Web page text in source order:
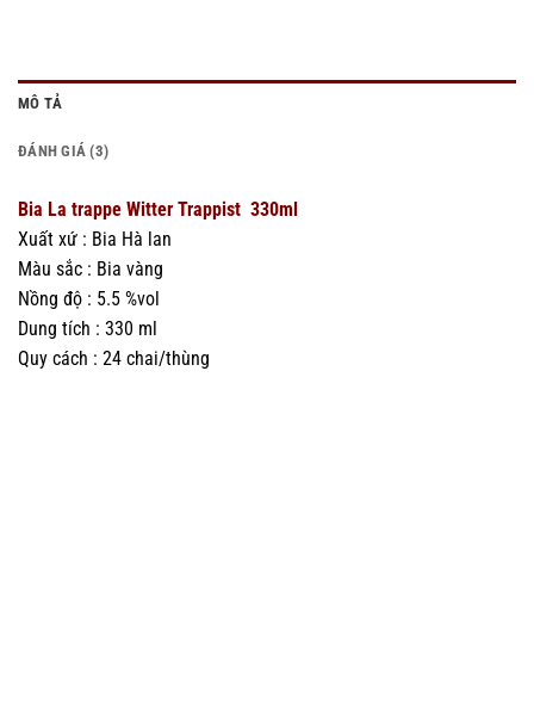
MÔ TẢ
ĐÁNH GIÁ (3)
Bia La trappe Witter Trappist 330ml
Xuất xứ : Bia Hà lan
Màu sắc : Bia vàng
Nồng độ : 5.5 %vol
Dung tích : 330 ml
Quy cách : 24 chai/thùng